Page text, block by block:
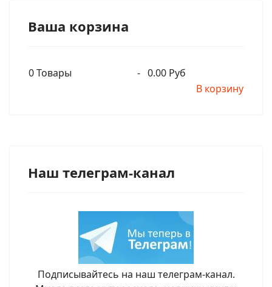
Ваша корзина
0Товары - 0.00 Руб
В корзину
Наш телеграм-канал
Подписывайтесь на наш телеграм-канал.